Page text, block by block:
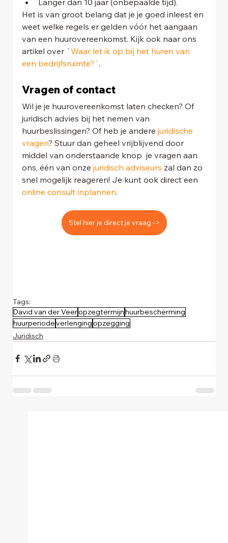
Het is van groot belang dat je je goed inleest en
weet welke regels er gelden vóór het aangaan
van een huurovereenkomst. Kijk ook naar ons
artikel over ´Waar let ik op bij het huren van
een bedrijfsruimte?´ .
Vragen of contact
Wil je je huurovereenkomst laten checken? Of
juridisch advies bij het nemen van
huurbeslissingen? Of heb je andere juridische
vragen? Stuur dan geheel vrijblijvend door
middel van onderstaande knop  je vragen aan
ons, één van onze juridisch adviseurs zal dan zo
snel mogelijk reageren! Je kunt ook direct een
online consult inplannen.
Stel hier je direct je vraag ->
Tags:
David van der Veeropzegtermijnhuurbescherming
huurperiodeverlengingopzegging
Juridisch